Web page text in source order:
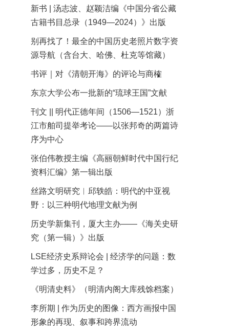
新书 | 汤志波、赵颖洁编《中国分省公藏
古籍书目总录（1949—2024）》出版
别再找了！最全的中国历史老照片数字资
源导航（含台大、哈佛、杜克等馆藏）
书评｜对《清朝开海》的评论与商榷
东京大学公布一批新的“琉球王国”文献
刊文 || 明代正德年间（1506—1521）浙
江市舶司提举考论——以张邦奇的两篇诗
序为中心
张伯伟教授主编《高丽朝鲜时代中国行纪
资料汇编》第一辑出版
丝路文明研究︱邱轶皓：明代的中亚视
野：以三种明代地理文献为例
历史学新集刊，厦大主办——《海关史研
究（第一辑）》出版
LSE经济史系辩论会 | 经济学的问题：数
学过多，历史不足？
《明清史料》（明清内阁大库残馀档案）
李所期 | 作为历史的图像：西方画报中国
形象的再现、叙事和跨界流动